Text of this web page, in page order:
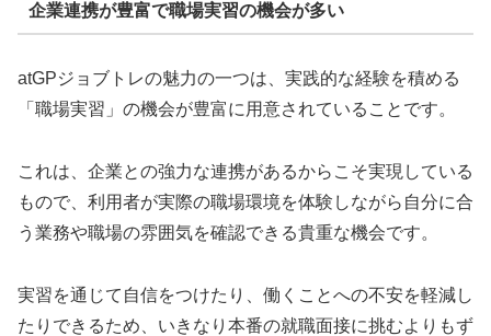
企業連携が豊富で職場実習の機会が多い
atGPジョブトレの魅力の一つは、実践的な経験を積める
「職場実習」の機会が豊富に用意されていることです。
これは、企業との強力な連携があるからこそ実現している
もので、利用者が実際の職場環境を体験しながら自分に合
う業務や職場の雰囲気を確認できる貴重な機会です。
実習を通じて自信をつけたり、働くことへの不安を軽減し
たりできるため、いきなり本番の就職面接に挑むよりもず